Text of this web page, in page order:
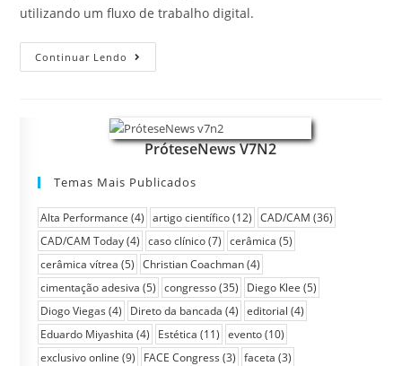
utilizando um fluxo de trabalho digital.
Continuar Lendo
PróteseNews V7N2
Temas Mais Publicados
Alta Performance (4) artigo científico(12) CAD/CAM (36)
CAD/CAM Today(4) caso clínico(7) cerâmica (5)
cerâmica vítrea (5) Christian Coachman(4)
cimentação adesiva (5) congresso(35) Diego Klee (5)
Diogo Viegas (4) Direto da bancada (4) editorial (4)
Eduardo Miyashita (4) Estética (11) evento(10)
exclusivo online (9) FACE Congress (3) faceta (3)